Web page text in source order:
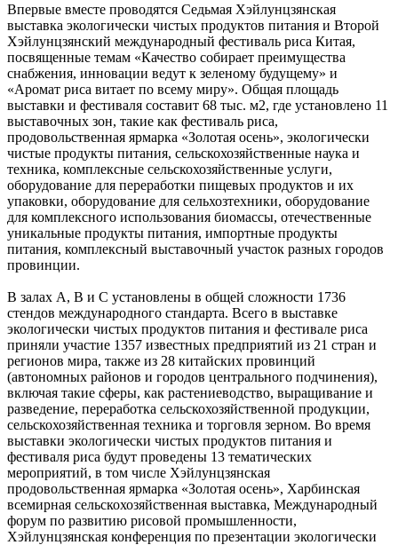
Впервые вместе проводятся Седьмая Хэйлунцзянская
выставка экологически чистых продуктов питания и Второй
Хэйлунцзянский международный фестиваль риса Китая,
посвященные темам «Качество собирает преимущества
снабжения, инновации ведут к зеленому будущему» и
«Аромат риса витает по всему миру». Общая площадь
выставки и фестиваля составит 68 тыс. м2, где установлено 11
выставочных зон, такие как фестиваль риса,
продовольственная ярмарка «Золотая осень», экологически
чистые продукты питания, сельскохозяйственные наука и
техника, комплексные сельскохозяйственные услуги,
оборудование для переработки пищевых продуктов и их
упаковки, оборудование для сельхозтехники, оборудование
для комплексного использования биомассы, отечественные
уникальные продукты питания, импортные продукты
питания, комплексный выставочный участок разных городов
провинции.
В залах А, В и С установлены в общей сложности 1736
стендов международного стандарта. Всего в выставке
экологически чистых продуктов питания и фестивале риса
приняли участие 1357 известных предприятий из 21 стран и
регионов мира, также из 28 китайских провинций
(автономных районов и городов центрального подчинения),
включая такие сферы, как растениеводство, выращивание и
разведение, переработка сельскохозяйственной продукции,
сельскохозяйственная техника и торговля зерном. Во время
выставки экологически чистых продуктов питания и
фестиваля риса будут проведены 13 тематических
мероприятий, в том числе Хэйлунцзянская
продовольственная ярмарка «Золотая осень», Харбинская
всемирная сельскохозяйственная выставка, Международный
форум по развитию рисовой промышленности,
Хэйлунцзянская конференция по презентации экологически